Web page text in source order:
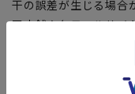
干の誤差が生じる場合
■店舗や各モールサイ
上、ご注文いただい
を完了できない場合
ぎ発送のご注文につ